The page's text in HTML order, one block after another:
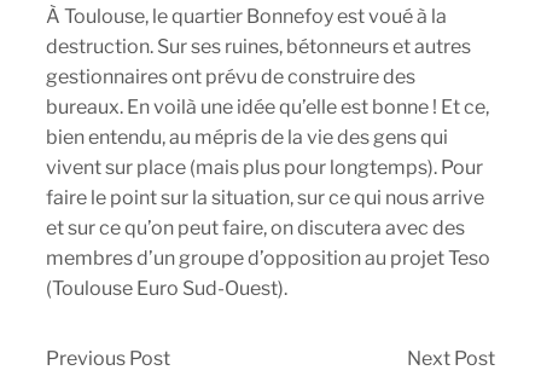
À Toulouse, le quartier Bonnefoy est voué à la
destruction. Sur ses ruines, bétonneurs et autres
gestionnaires ont prévu de construire des
bureaux. En voilà une idée qu’elle est bonne ! Et ce,
bien entendu, au mépris de la vie des gens qui
vivent sur place (mais plus pour longtemps). Pour
faire le point sur la situation, sur ce qui nous arrive
et sur ce qu’on peut faire, on discutera avec des
membres d’un groupe d’opposition au projet Teso
(Toulouse Euro Sud-Ouest).
Previous Post
Next Post